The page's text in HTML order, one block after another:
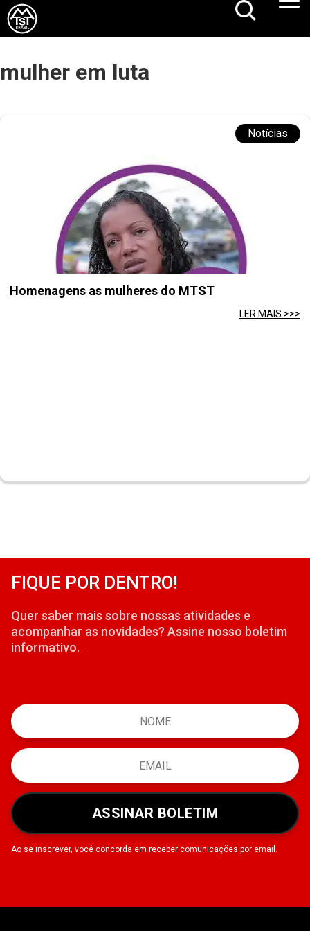
mulher em luta
Notícias
Homenagens as mulheres do MTST
LER MAIS >>>
FIQUE POR DENTRO!
Quer saber mais sobre nossas atividades e
acompanhar as novidades? Assine nosso boletim
informativo.
ASSINAR BOLETIM
Ao se inscrever, você concorda em receber comunicações por email.